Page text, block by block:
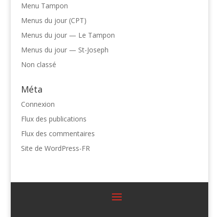
Menu Tampon
Menus du jour (CPT)
Menus du jour — Le Tampon
Menus du jour — St-Joseph
Non classé
Méta
Connexion
Flux des publications
Flux des commentaires
Site de WordPress-FR